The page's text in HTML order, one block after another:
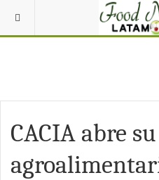
CACIA abre